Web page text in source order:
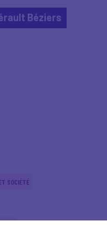
Béziers
SOCIÉTÉ